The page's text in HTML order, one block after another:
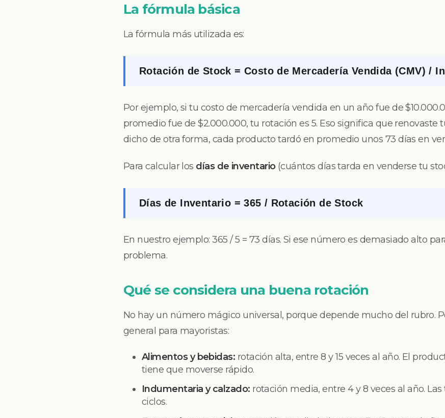
La fórmula básica
La fórmula más utilizada es:
Rotación de Stock = Costo de Mercadería Vendida (CMV) /
Por ejemplo, si tu costo de mercadería vendida en un año fue de
promedio fue de $2.000.000, tu rotación es 5. Eso significa que renovaste
dicho de otra forma, cada producto tardó en promedio unos 73 días en
Para calcular los días de inventario(cuántos días tarda en venderse tu
Días de Inventario = 365 / Rotación de Stock
En nuestro ejemplo: 365 / 5 = 73 días. Si ese número es demasiado alto
problema.
Qué se considera una buena rotación
No hay un número mágico universal, porque depende mucho del rubro.
general para mayoristas:
Alimentos y bebidas: rotación alta, entre 8 y 15 veces al año. El
tiene que moverse rápido.
Indumentaria y calzado: rotación media, entre 4 y 8 veces al año.
ciclos.